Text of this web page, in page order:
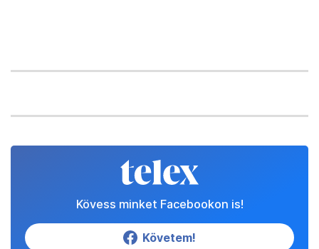
Kövess minket Facebookon is!
Követem!